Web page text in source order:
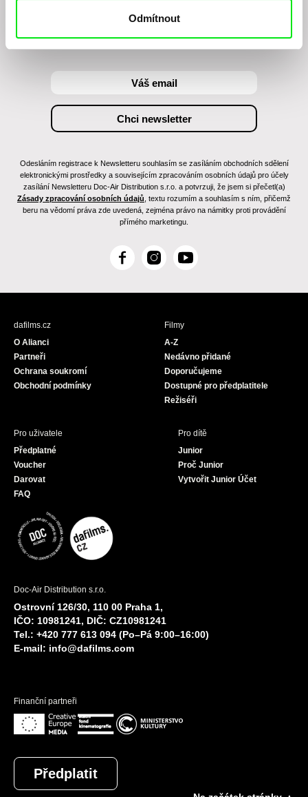
Odmítnout
Chcete být pravidelně informováni o našem
Odesláním registrace k Newsletteru souhlasím se zasíláním obchodních sdělení
elektronickými prostředky a souvisejícím zpracováním osobních údajů pro účely
zasílání Newsletteru Doc-Air Distribution s.r.o. a potvrzuji, že jsem si přečetl(a)
Zásady zpracování osobních údajů , textu rozumím a souhlasím s ním, přičemž
beru na vědomí práva zde uvedená, zejména právo na námitky proti provádění
přímého marketingu.
F
c
I
s
Y
u
dafilms.cz
O Alianci
Partneři
Ochrana soukromí
Obchodní podmínky
Filmy
A-Z
Nedávno přidané
Doporučujeme
Dostupné pro předplatitele
Režiséři
Pro uživatele
Předplatné
Voucher
Darovat
FAQ
Pro dítě
Junior
Proč Junior
Vytvořit Junior Účet
Doc-Air Distribution s.r.o.
Ostrovní 126/30, 110 00 Praha 1,
IČO: 10981241, DIČ: CZ10981241
Tel.: +420 777 613 094 (Po–Pá 9:00–16:00)
E-mail: info@dafilms.com
Finanční partneři
Předplatit